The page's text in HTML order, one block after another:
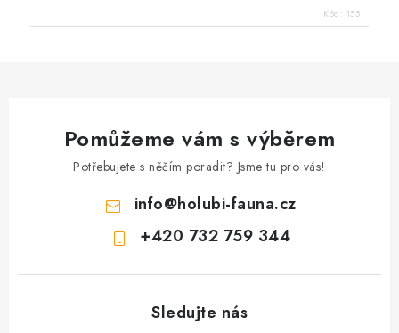
Kód: 155
Pomůžeme vám s výběrem
Potřebujete s něčím poradit? Jsme tu pro vás!
info@holubi-fauna.cz
+420 732 759 344